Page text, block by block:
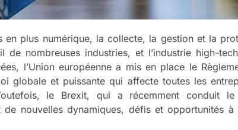
en plus numérique, la collecte, la gestion et la
nombreuses industries, et l’industrie high-
l’Union européenne a mis en place le
globale et puissante qui affecte toutes les
le Brexit, qui a récemment conduit le
de nouvelles dynamiques, défis et opportunités